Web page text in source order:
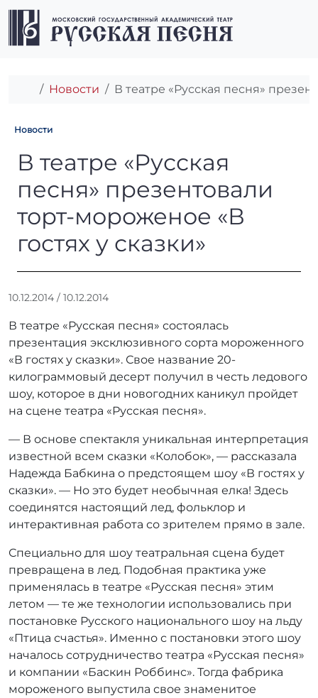
Перейти к содержимому
Перейти к футеру
Главная
Новости В театре «Русская песня»
Новости
В театре «Русская песня»
В театре «Русская
песня» презентовали
торт-мороженое «В
гостях у сказки»
10.12.2014 / 10.12.2014
т
о
р
r
r
_
d
m
i
n
В театре «Русская песня» состоялась
презентация эксклюзивного сорта мороженного
«В гостях у сказки». Свое название 20-
килограммовый десерт получил в честь ледового
шоу, которое в дни новогодних каникул пройдет
на сцене театра «Русская песня».
— В основе спектакля уникальная интерпретация
известной всем сказки «Колобок», — рассказала
Надежда Бабкина о предстоящем шоу «В гостях у
сказки». — Но это будет необычная елка! Здесь
соединятся настоящий лед, фольклор и
интерактивная работа со зрителем прямо в зале.
Специально для шоу театральная сцена будет
превращена в лед. Подобная практика уже
применялась в театре «Русская песня» этим
летом — те же технологии использовались при
постановке Русского национального шоу на льду
«Птица счастья». Именно с постановки этого шоу
началось сотрудничество театра «Русская песня»
и компании «Баскин Роббинс». Тогда фабрика
мороженого выпустила свое знаменитое